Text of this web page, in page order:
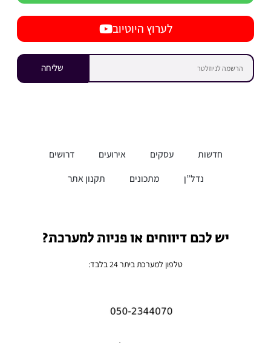
לערוץ היוטיוב
שליחה
חדשות עסקים אירועים
דרושים
נדל”ן
מתכונים תקנון אתר
יש לכם דיווחים או פניות למערכת?
טלפון למערכת ביתר 24 בלבד: